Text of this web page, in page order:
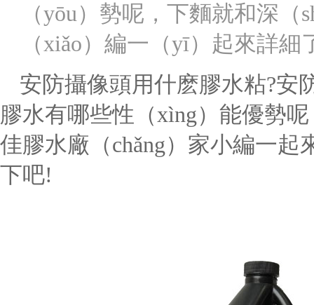
（yōu）勢呢，下麵就和深
（xiǎo）編一（yī）起來詳細
安防攝像頭用什麽膠水粘?安
膠水有哪些性（xìng）能優勢
佳膠水廠（chǎng）家小編一
下吧!